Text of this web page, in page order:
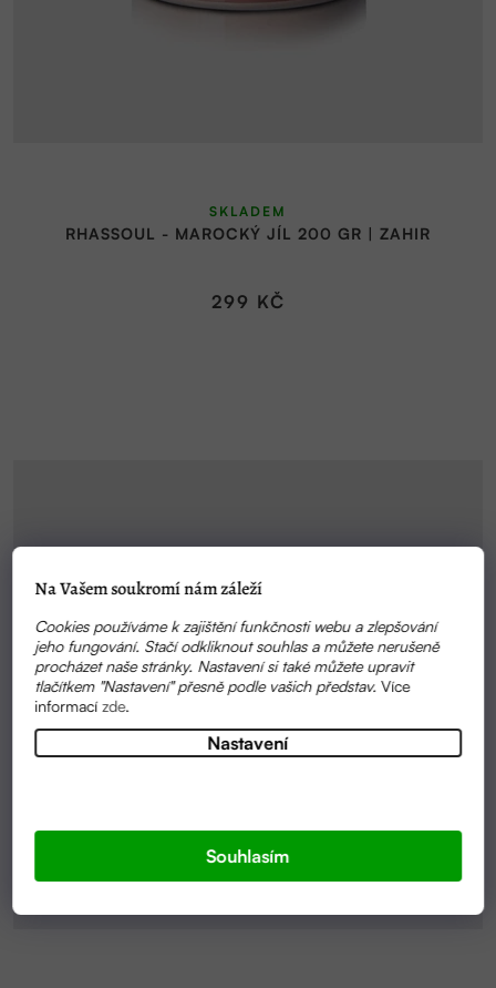
Na Vašem soukromí nám záleží
Cookies používáme k zajištění funkčnosti webu a zlepšování
jeho fungování. Stačí odkliknout souhlas a můžete nerušeně
procházet naše stránky. Nastavení si také můžete upravit
tlačítkem "Nastavení" přesně podle vašich představ.Více
informacízde.
Nastavení
Souhlasím
RHASSOUL - MAROCKÝ JÍL 200 GR | ZAHIR
SKLADEM
299 KČ